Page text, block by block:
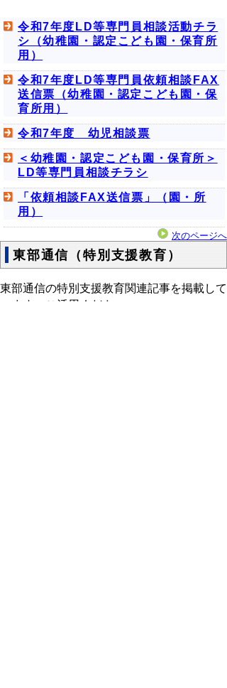
令和7年度LD等専門員相談活動チラ
シ（幼稚園・認定こども園・保育所
用）
令和7年度LD等専門員依頼相談FAX
送信票（幼稚園・認定こども園・保
育所用）
令和7年度 幼児相談票
＜幼稚園・認定こども園・保育所＞
LD等専門員相談チラシ
「依頼相談FAX送信票」（園・所
用）
次のページへ
東部通信（特別支援教育）
東部通信の特別支援教育関連記事を掲載して
います。ご活用ください。